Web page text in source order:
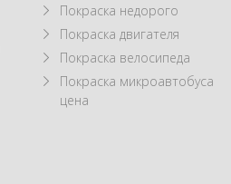
Покраска недорого
Покраска двигателя
Покраска велосипеда
Покраска микроавтобуса
цена